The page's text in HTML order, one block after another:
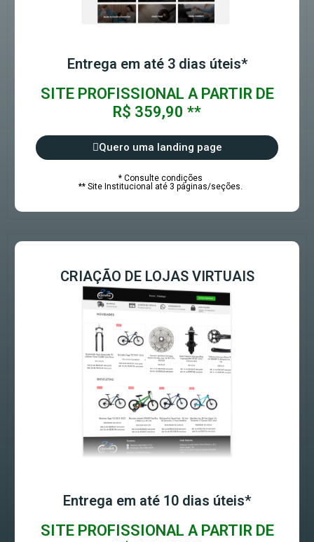
Entrega em até 3 dias úteis*
SITE PROFISSIONAL A PARTIR DE
R$ 359,90 **
Quero uma landing page
* Consulte condições
** Site Institucional até 3 páginas/seções.
CRIAÇÃO DE LOJAS VIRTUAIS
Entrega em até 10 dias úteis*
SITE PROFISSIONAL A PARTIR DE